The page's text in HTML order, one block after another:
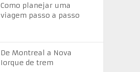
Como planejar uma
viagem passo a passo
De Montreal a Nova
Iorque de trem